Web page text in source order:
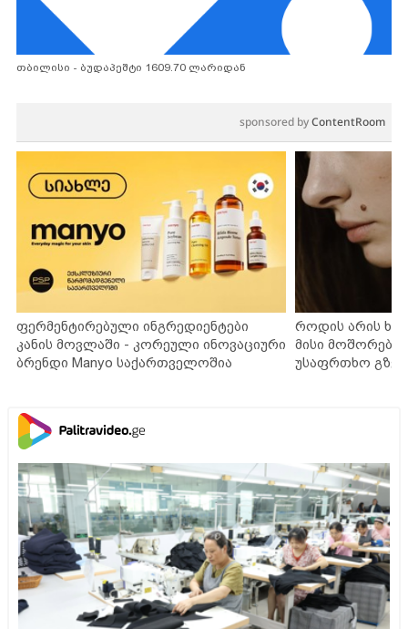
თბილისი - ბუდაპეშტი 1609.70 ლარიდან
sponsored byContentRoom
ფერმენტირებული ინგრედიენტები
კანის მოვლაში - კორეული ინოვაციური
ბრენდი Manyo საქართველოშია
როდის არის
მისი
უსაფრთხო